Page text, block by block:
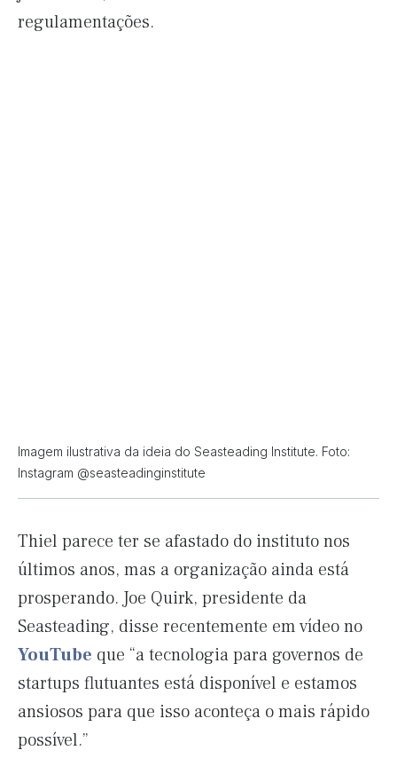
regulamentações.
Imagem ilustrativa da ideia do Seasteading Institute. Foto:
Instagram @seasteadinginstitute
Thiel parece ter se afastado do instituto nos
últimos anos, mas a organização ainda está
prosperando. Joe Quirk, presidente da
Seasteading, disse recentemente em vídeo no
YouTube que “a tecnologia para governos de
startups flutuantes está disponível e estamos
ansiosos para que isso aconteça o mais rápido
possível.”